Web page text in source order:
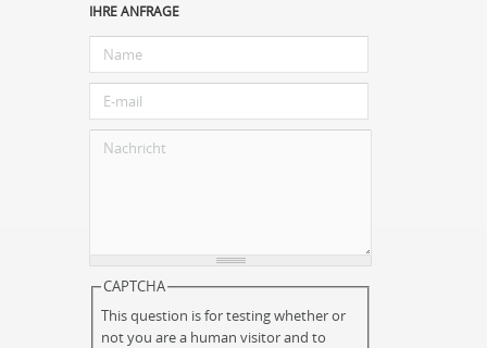
IHRE ANFRAGE
CAPTCHA
This question is for testing whether or
not you are a human visitor and to